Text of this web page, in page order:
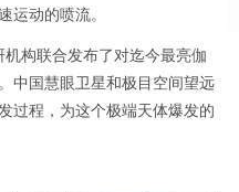
运动的喷流。
构联合发布了对迄今最亮伽
中国慧眼卫星和极目空间望远
过程，为这个极端天体爆发的